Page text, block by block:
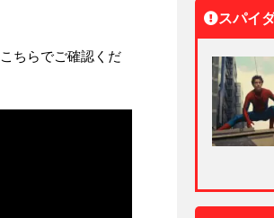
ちらでご確認くだ
スパイダ